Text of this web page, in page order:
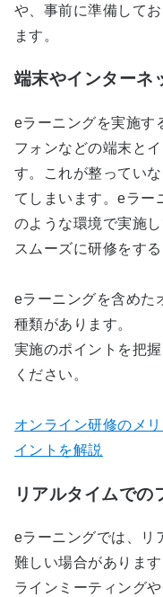
や、事前に準備して
ます。
端末やインターネ
eラーニングを実施す
フォンなどの端末と
す。これが整ってい
てしまいます。eラー
のような環境で実施
スムーズに研修をす
eラーニングを含めた
種類があります。
実施のポイントを把
ください。
オンライン研修のメ
イントを解説
リアルタイムでの
eラーニングでは、リ
難しい場合がありま
ラインミーティング